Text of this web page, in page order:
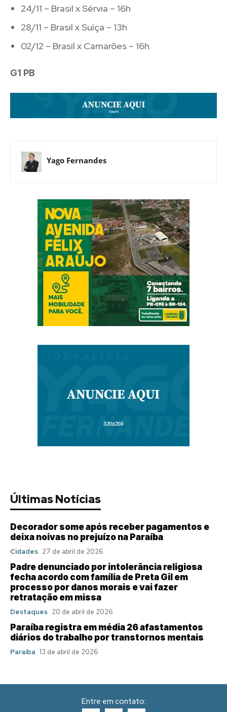
24/11 – Brasil x Sérvia – 16h
28/11 – Brasil x Suíça – 13h
02/12 – Brasil x Camarões – 16h
G1 PB
Yago Fernandes
Últimas Notícias
Decorador some após receber pagamentos e
deixa noivas no prejuízo na Paraíba
Cidades 27 de abril de 2026
Padre denunciado por intolerância religiosa
fecha acordo com família de Preta Gil em
processo por danos morais e vai fazer
retratação em missa
Destaques 20 de abril de 2026
Paraíba registra em média 26 afastamentos
diários do trabalho por transtornos mentais
Paraíba 13 de abril de 2026
Entre em contato: